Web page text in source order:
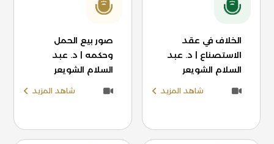
الخلاف في عقد
الاستصناع | د. عبد
السلام الشويعر
شاهد المزيد
صور بيع الحمل
وحكمه | د. عبد
السلام الشويعر
شاهد المزيد